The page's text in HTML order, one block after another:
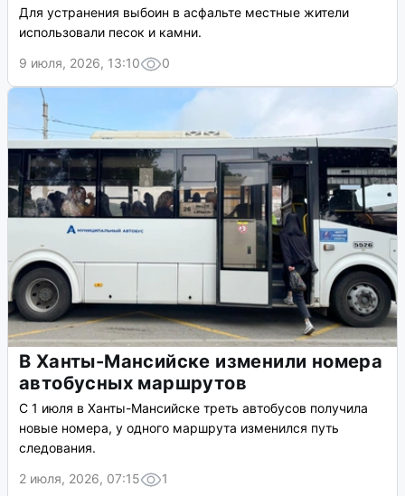
Для устранения выбоин в асфальте местные жители
использовали песок и камни.
9 июля, 2026, 13:10
0
В Ханты-Мансийске изменили номера
автобусных маршрутов
С 1 июля в Ханты-Мансийске треть автобусов получила
новые номера, у одного маршрута изменился путь
следования.
2 июля, 2026, 07:15
1